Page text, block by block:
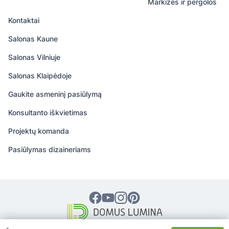
Kontaktai
Salonas Kaune
Salonas Vilniuje
Salonas Klaipėdoje
Gaukite asmeninį pasiūlymą
Konsultanto iškvietimas
Projektų komanda
Pasiūlymas dizaineriams
© 2026 DOMUS LUMINA – Visos teisės